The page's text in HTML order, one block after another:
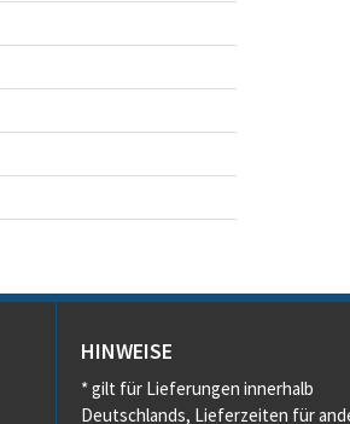
HINWEISE
* gilt für Lieferungen innerhalb
Deutschlands, Lieferzeiten für